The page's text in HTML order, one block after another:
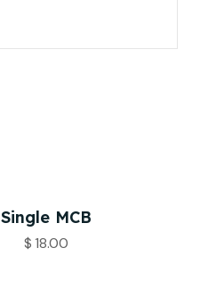
Single MCB
$18.00